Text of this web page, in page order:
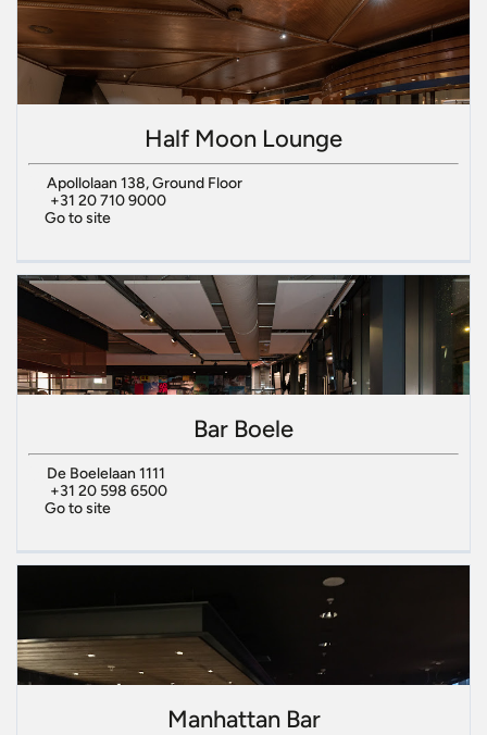
Half Moon Lounge
Apollolaan 138, Ground Floor
+31 20 710 9000
Go to site
Bar Boele
De Boelelaan 1111
+31 20 598 6500
Go to site
Manhattan Bar